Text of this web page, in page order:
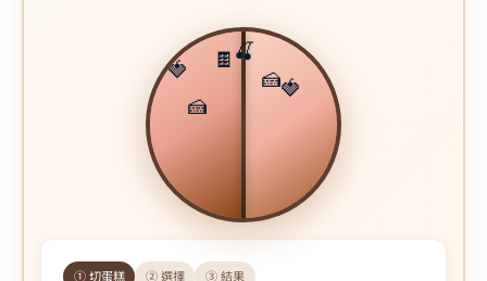
🍓
🍓
🍫
🍰
🍰
🍒
① 切蛋糕 ② 選擇 ③ 結果